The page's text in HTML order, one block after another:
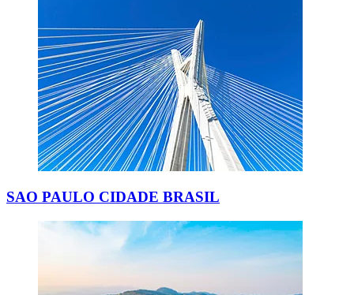
SAO PAULO CIDADE BRASIL